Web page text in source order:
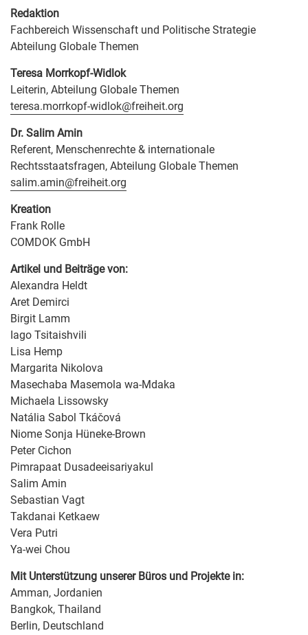
Redaktion
Fachbereich Wissenschaft und Politische Strategie
Abteilung Globale Themen
Teresa Morrkopf-Widlok
Leiterin, Abteilung Globale Themen
teresa.morrkopf-widlok@freiheit.org
Dr. Salim Amin
Referent, Menschenrechte & internationale
Rechtsstaatsfragen, Abteilung Globale Themen
salim.amin@freiheit.org
Kreation
Frank Rolle
COMDOK GmbH
Artikel und Beiträge von:
Alexandra Heldt
Aret Demirci
Birgit Lamm
Iago Tsitaishvili
Lisa Hemp
Margarita Nikolova
Masechaba Masemola wa-Mdaka
Michaela Lissowsky
Natália Sabol Tkáčová
Niome Sonja Hüneke-Brown
Peter Cichon
Pimrapaat Dusadeeisariyakul
Salim Amin
Sebastian Vagt
Takdanai Ketkaew
Vera Putri
Ya-wei Chou
Mit Unterstützung unserer Büros und Projekte in:
Amman, Jordanien
Bangkok, Thailand
Berlin, Deutschland